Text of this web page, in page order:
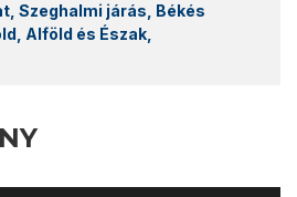
Szeghalmi járás, Békés
Alföld és Észak,